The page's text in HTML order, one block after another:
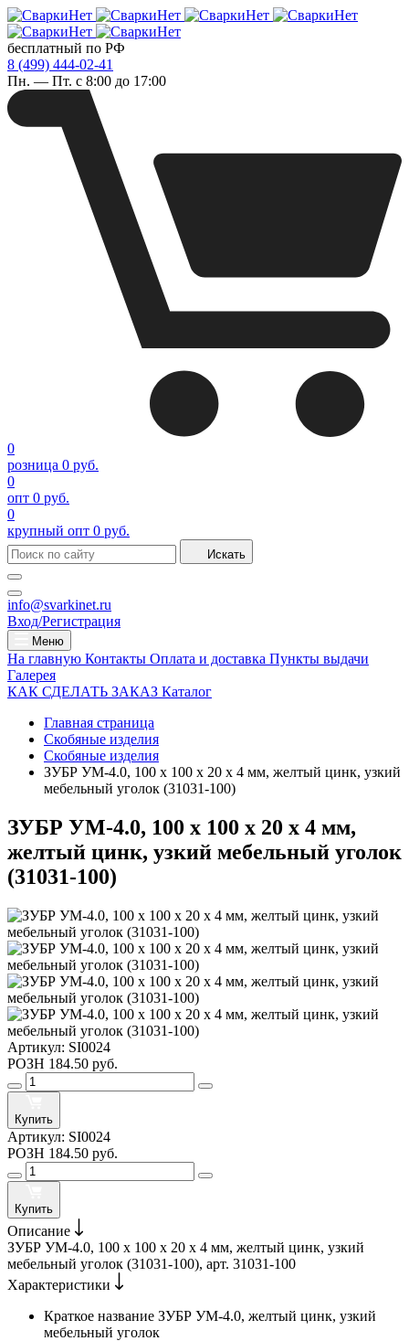
бесплатный по РФ
8 (499) 444-02-41
Пн. — Пт. с 8:00 до 17:00
0
розница 0 руб.
0
опт 0 руб.
0
крупный опт 0 руб.
Искать
info@svarkinet.ru
Вход/Регистрация
Меню
На главную Контакты Оплата и доставка Пункты выдачи
Галерея
КАК СДЕЛАТЬ ЗАКАЗ Каталог
Главная страница
Скобяные изделия
Скобяные изделия
ЗУБР УМ-4.0, 100 x 100 x 20 x 4 мм, желтый цинк, узкий
мебельный уголок (31031-100)
ЗУБР УМ-4.0, 100 x 100 x 20 x 4 мм,
желтый цинк, узкий мебельный уголок
(31031-100)
Артикул: SI0024
РОЗН 184.50 руб.
Купить
Артикул: SI0024
РОЗН 184.50 руб.
Купить
Описание
ЗУБР УМ-4.0, 100 x 100 x 20 x 4 мм, желтый цинк, узкий
мебельный уголок (31031-100), арт. 31031-100
Характеристики
Краткое название ЗУБР УМ-4.0, желтый цинк, узкий
мебельный уголок